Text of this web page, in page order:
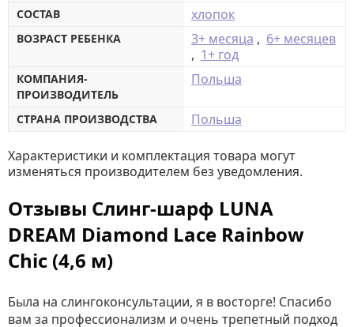
СОСТАВ хлопок
ВОЗРАСТ РЕБЕНКА 3+ месяца , 6+ месяцев
, 1+ год
КОМПАНИЯ-
ПРОИЗВОДИТЕЛЬ
Польша
СТРАНА ПРОИЗВОДСТВА Польша
Характеристики и комплектация товара могут
изменяться производителем без уведомления.
Отзывы Слинг-шарф LUNA
DREAM Diamond Lace Rainbow
Chic (4,6 м)
Была на слингоконсультации, я в восторге! Спасибо
вам за профессионализм и очень трепетный подход